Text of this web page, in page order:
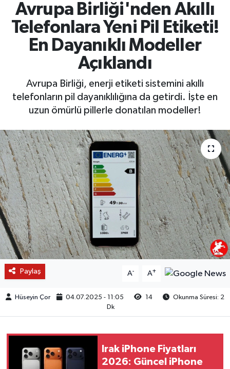
Avrupa Birliği'nden Akıllı
Telefonlara Yeni Pil Etiketi!
En Dayanıklı Modeller
Açıklandı
Avrupa Birliği, enerji etiketi sistemini akıllı
telefonların pil dayanıklılığına da getirdi. İşte en
uzun ömürlü pillerle donatılan modeller!
Paylaş A- A+
Hüseyin Çor 04.07.2025 - 11:05 14
Okunma Süresi: 2
Dk
Irak iPhone Fiyatları
2026: Güncel iPhone